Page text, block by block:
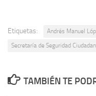
Etiquetas: Andrés Manuel
Secretaría de Seguridad
TAMBIÉN TE